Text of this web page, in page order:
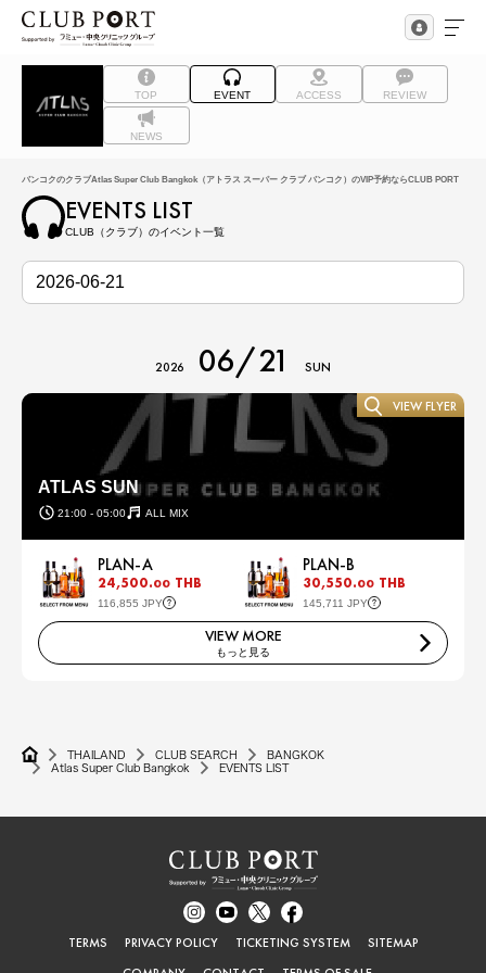
TOP EVENT ACCESS REVIEW
NEWS
バンコクのクラブAtlas Super Club Bangkok（アトラス スーパー クラブ バンコク）のVIP予約ならCLUB PORT
EVENTS LIST
CLUB（クラブ）のイベント一覧
2026 06/21 SUN
ATLAS SUN
21:00 - 05:00 ALL MIX
VIEW FLYER
PLAN-A
24,500.00 THB
116,855 JPY
PLAN-B
30,550.00 THB
145,711 JPY
VIEW MORE
もっと見る
THAILAND CLUB SEARCH
BANGKOK
Atlas Super Club Bangkok
EVENTS LIST
TERMS PRIVACY POLICY TICKETING SYSTEM
SITEMAP